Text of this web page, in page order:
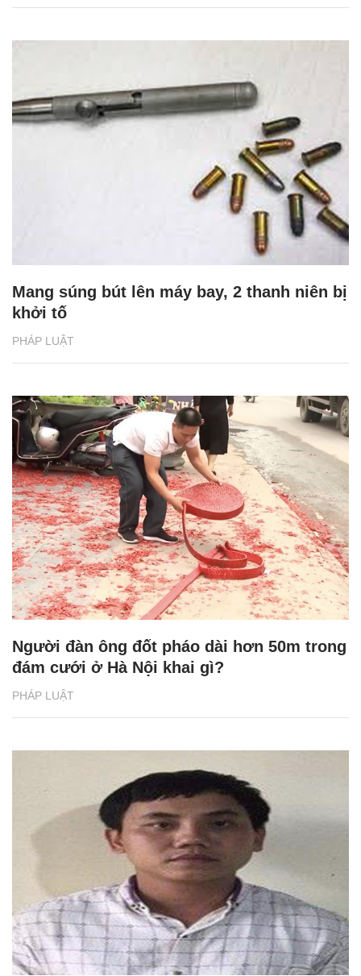
PHÁP LUẬT
Mang súng bút lên máy bay, 2 thanh niên bị
khởi tố
PHÁP LUẬT
Người đàn ông đốt pháo dài hơn 50m trong
đám cưới ở Hà Nội khai gì?